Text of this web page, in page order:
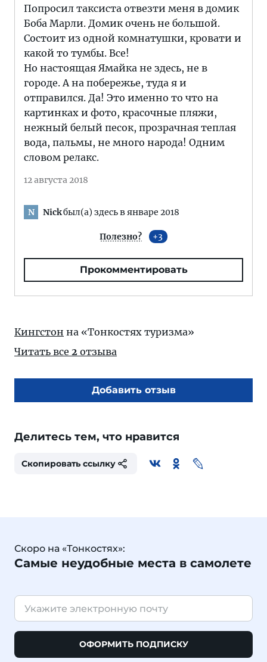
Попросил таксиста отвезти меня в домик
Боба Марли. Домик очень не большой.
Состоит из одной комнатушки, кровати и
какой то тумбы. Все!
Но настоящая Ямайка не здесь, не в
городе. А на побережье, туда я и
отправился. Да! Это именно то что на
картинках и фото, красочные пляжи,
нежный белый песок, прозрачная теплая
вода, пальмы, не много народа! Одним
словом релакс.
12 августа 2018
N Nickбыл(а) здесь в январе 2018
Полезно? 3
Прокомментировать
Кингстон на «Тонкостях туризма»
Читать все 2 отзыва
Добавить отзыв
Делитесь тем, что нравится
Скопировать ссылку
Скоро на «Тонкостях»:
Самые неудобные места в самолете
ОФОРМИТЬ ПОДПИСКУ